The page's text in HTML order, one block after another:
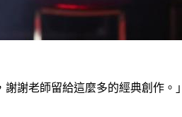
謝老師留給這麼多的經典創作。」